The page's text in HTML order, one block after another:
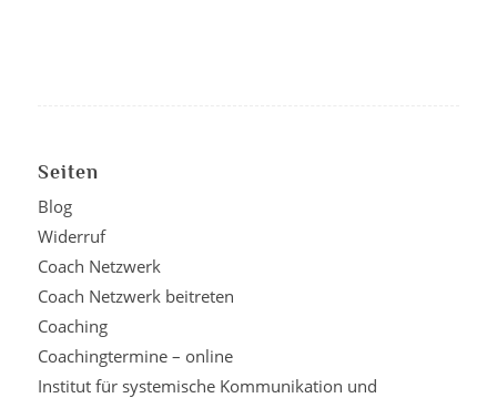
Seiten
Blog
Widerruf
Coach Netzwerk
Coach Netzwerk beitreten
Coaching
Coachingtermine – online
Institut für systemische Kommunikation und